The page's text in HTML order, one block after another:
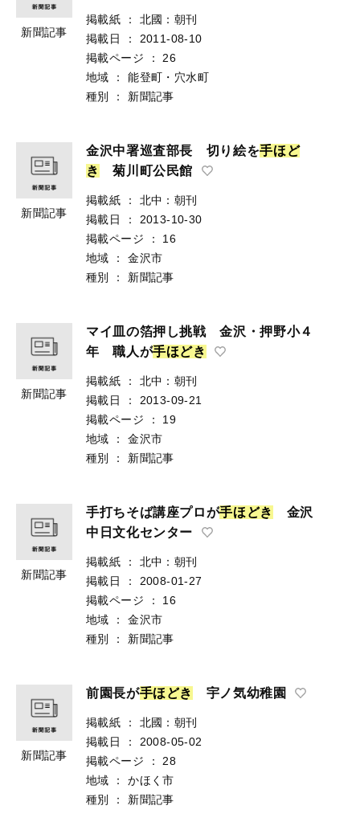
新聞記事
掲載紙 ：
北國：朝刊
掲載日
：
2011-08-10
掲載ページ
：
26
地域
：
能登町・穴水町
種別
： 新聞記事
新聞記事
金沢中署巡査部長 切り絵を手ほ ど
き
菊川町公民館
掲載紙 ：
北中：朝刊
掲載日
：
2013-10-30
掲載ページ
：
16
地域
：
金沢市
種別
： 新聞記事
新聞記事
マイ皿の箔押し挑戦 金沢・押野小４
年 職人が手ほどき
掲載紙 ：
北中：朝刊
掲載日
：
2013-09-21
掲載ページ
：
19
地域
：
金沢市
種別
： 新聞記事
新聞記事
手打ちそば講座プロが手ほ どき
金沢
中日文化センター
掲載紙 ：
北中：朝刊
掲載日
：
2008-01-27
掲載ページ
：
16
地域
：
金沢市
種別
： 新聞記事
新聞記事
前園長が手ほ どき 宇ノ気幼稚園
掲載紙 ：
北國：朝刊
掲載日
：
2008-05-02
掲載ページ
：
28
地域
：
かほく市
種別
： 新聞記事